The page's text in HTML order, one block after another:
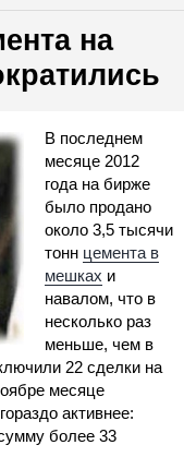
на
В последнем
месяце 2012
года на бирже
было продано
около 3,5 тысячи
тонн цемента в
мешках и
навалом, что в
несколько раз
меньше, чем в
22 сделки на
месяце
активнее:
более 33